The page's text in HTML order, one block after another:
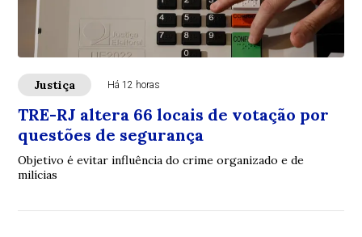
Justiça Há 12 horas
TRE-RJ altera 66 locais de votação por
questões de segurança
Objetivo é evitar influência do crime organizado e de
milícias